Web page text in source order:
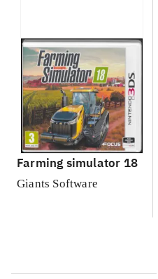
Farming simulator 18
Giants Software